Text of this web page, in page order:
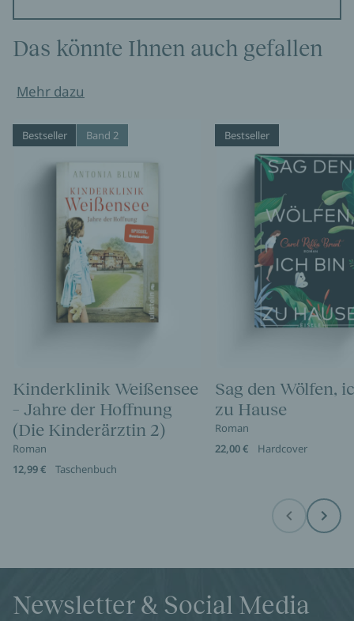
Das könnte Ihnen auch gefallen
Mehr dazu
Bestseller Band 2
Kinderklinik Weißensee
– Jahre der Hoffnung
(Die Kinderärztin 2)
Roman
12,99 €
Taschenbuch
Bestseller
Sag den Wölfen,
zu Hause
Roman
22,00 €
Hardcover
Before Next
Newsletter & Social Media